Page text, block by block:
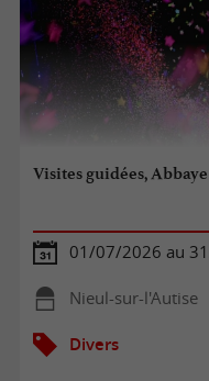
Visites guidées,
01/07/2026 au
Nieul-sur-l'Autise
Divers